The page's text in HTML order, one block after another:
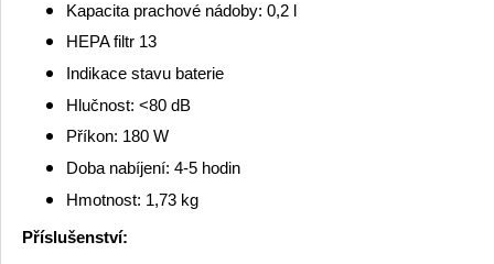
Kapacita prachové nádoby: 0,2 l
HEPA filtr 13
Indikace stavu baterie
Hlučnost: <80 dB
Příkon: 180 W
Doba nabíjení: 4-5 hodin
Hmotnost: 1,73 kg
Příslušenství: